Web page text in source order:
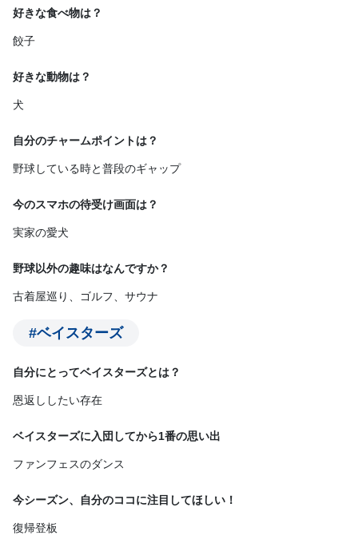
好きな食べ物は？
餃子
好きな動物は？
犬
自分のチャームポイントは？
野球している時と普段のギャップ
今のスマホの待受け画面は？
実家の愛犬
野球以外の趣味はなんですか？
古着屋巡り、ゴルフ、サウナ
#ベイスターズ
自分にとってベイスターズとは？
恩返ししたい存在
ベイスターズに入団してから1番の思い出
ファンフェスのダンス
今シーズン、自分のココに注目してほしい！
復帰登板